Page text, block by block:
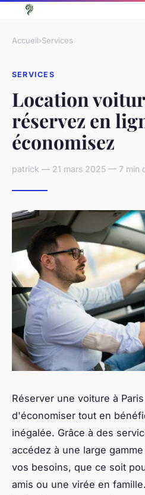
Accueil›Services
SERVICES
Location
réservez en
économisez
patrick — 21 mars 2025 — 7 min
Réserver une voiture à
d'économiser tout en
inégalée. Grâce à des
accédez à une large
vos besoins, que ce soit
amis ou une virée en